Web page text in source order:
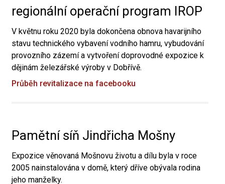
regionální operační program IROP
V květnu roku 2020 byla dokončena obnova havarijního
stavu technického vybavení vodního hamru, vybudování
provozního zázemí a vytvoření doprovodné expozice k
dějinám železářské výroby v Dobřívě.
Průběh revitalizace na facebooku
Pamětní síň Jindřicha Mošny
Expozice věnovaná Mošnovu životu a dílu byla v roce
2005 nainstalována v domě, který dříve obývala rodina
jeho manželky.